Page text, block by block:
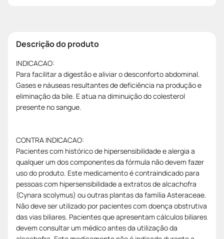
Descrição do produto
INDICACAO:
Para facilitar a digestão e aliviar o desconforto abdominal.
Gases e náuseas resultantes de deficiência na produção e
eliminação da bile. E atua na diminuição do colesterol
presente no sangue.
CONTRA INDICACAO:
Pacientes com histórico de hipersensibilidade e alergia a
qualquer um dos componentes da fórmula não devem fazer
uso do produto. Este medicamento é contraindicado para
pessoas com hipersensibilidade a extratos de alcachofra
(Cynara scolymus) ou outras plantas da família Asteraceae.
Não deve ser utilizado por pacientes com doença obstrutiva
das vias biliares. Pacientes que apresentam cálculos biliares
devem consultar um médico antes da utilização da